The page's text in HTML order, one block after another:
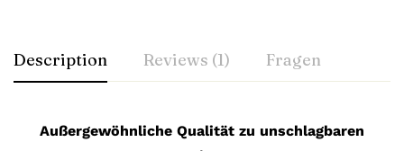
Description Reviews (1) Fragen
Außergewöhnliche Qualität zu unschlagbaren